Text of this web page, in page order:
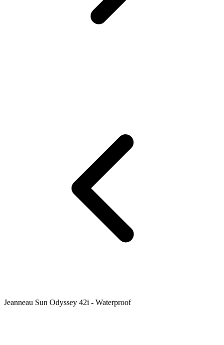
Jeanneau Sun Odyssey 42i - Waterproof